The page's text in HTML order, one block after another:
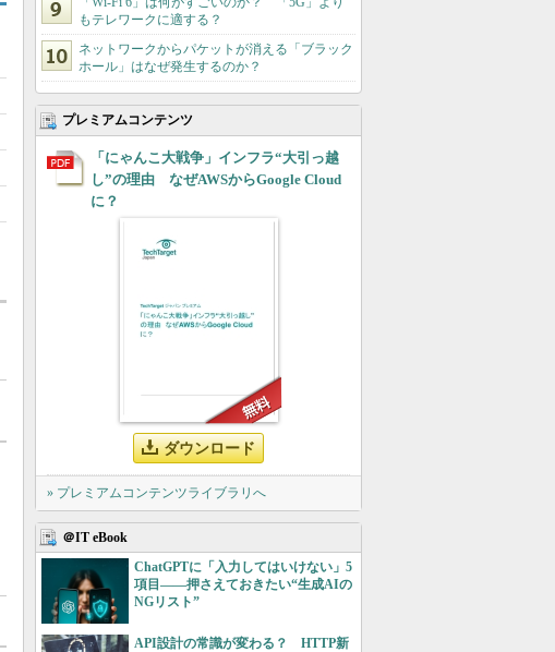
もテレワークに適する？
ネットワークからパケットが消える「ブラック
ホール」はなぜ発生するのか？
プレミアムコンテンツ
「にゃんこ大戦争」インフラ“大引っ越
し”の理由 なぜAWSからGoogle Cloud
に？
ダウンロード
» プレミアムコンテンツライブラリへ
＠IT eBook
ChatGPTに「入力してはいけない」5
項目――押さえておきたい“生成AIの
NGリスト”
API設計の常識が変わる？ HTTP新